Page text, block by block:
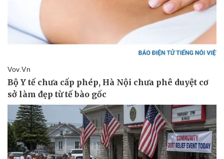
Làm đẹp - giảm cân
Ăn sạch sống khỏe